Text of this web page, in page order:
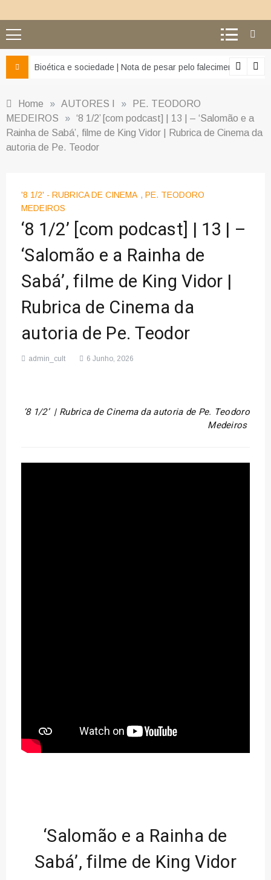
e da misericórdia’
Bioética e sociedade | Nota de pesar pelo falecimento do
Home » AUTORES I »
PE. TEODORO
MEDEIROS
» ‘8 1/2’ [com podcast] | 13 | – ‘Salomão e a
Rainha de Sabá’, filme de King Vidor | Rubrica de Cinema da
autoria de Pe. Teodor
'8 1/2' - RUBRICA DE CINEMA , PE. TEODORO
MEDEIROS
‘8 1/2’ [com podcast] | 13 | –
‘Salomão e a Rainha de
Sabá’, filme de King Vidor |
Rubrica de Cinema da
autoria de Pe. Teodor
admin_cult 6 Junho, 2026
‘8 1/2’ | Rubrica de Cinema da autoria de Pe. Teodoro
Medeiros
‘Salomão e a Rainha de
Sabá’, filme de King Vidor